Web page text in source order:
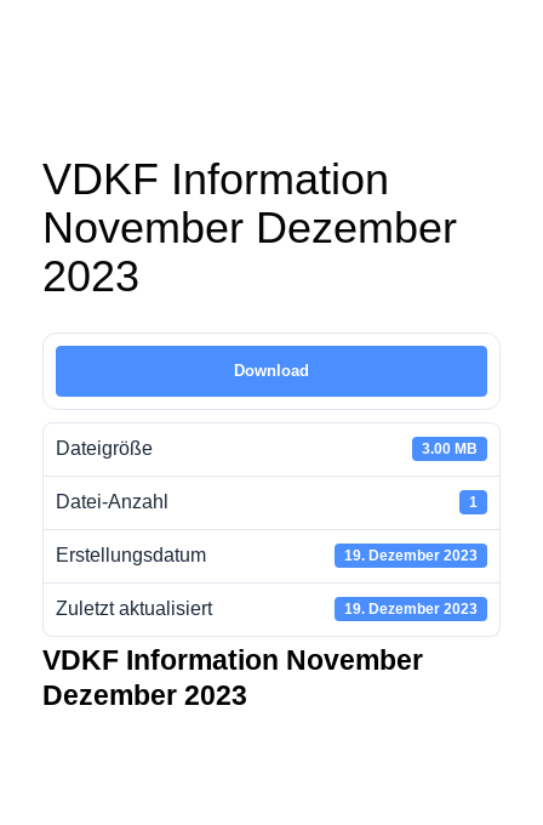
VDKF Information
November Dezember
2023
Download
Dateigröße 3.00 MB
Datei-Anzahl 1
Erstellungsdatum 19. Dezember 2023
Zuletzt aktualisiert 19. Dezember 2023
VDKF Information November
Dezember 2023